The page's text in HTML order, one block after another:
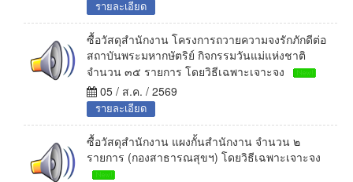
รายละเอียด
ซื้อวัสดุสำนักงาน โครงการถวายความจงรักภักดีต่อ
สถาบันพระมหากษัตริย์ กิจกรรมวันแม่แห่งชาติ
จำนวน ๓๕ รายการ โดยวิธีเฉพาะเจาะจง
05 / ส.ค. / 2569
รายละเอียด
ซื้อวัสดุสำนักงาน แผงกั้นสำนักงาน จำนวน ๒
รายการ (กองสาธารณสุขฯ) โดยวิธีเฉพาะเจาะจง